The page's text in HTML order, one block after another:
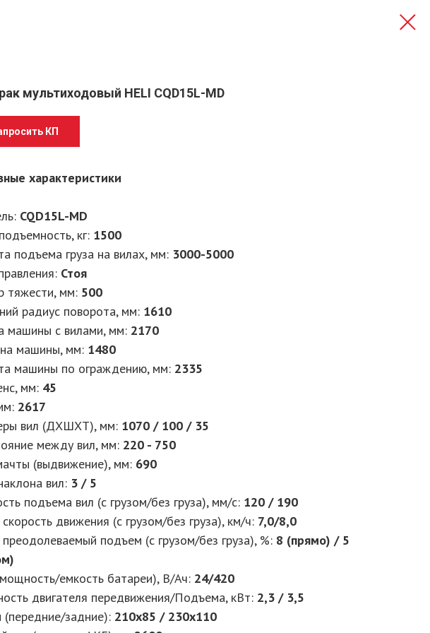
мультиходовый HELI CQD15L-MD
КП
характеристики
CQD15L-MD
кг: 1500
подъема груза на вилах, мм: 3000-5000
: Стоя
тяжести, мм: 500
радиус поворота, мм: 1610
машины с вилами, мм: 2170
машины, мм: 1480
машины по ограждению, мм: 2335
мм: 45
: 2617
вил (ДXШXТ), мм: 1070 / 100 / 35
между вил, мм: 220 - 750
(выдвижение), мм: 690
вил: 3 / 5
подъема вил (с грузом/без груза), мм/с: 120 / 190
движения (с грузом/без груза), км/ч: 7,0/8,0
подъем (с грузом/без груза), %: 8 (прямо) / 5
емкость батареи), В/Ач: 24/420
двигателя передвижения/Подъема, кВт: 2,3 / 3,5
задние): 210x85 / 230x110